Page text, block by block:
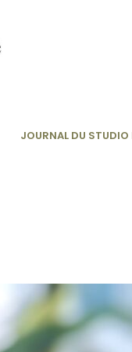
JOURNAL DU STUDIO